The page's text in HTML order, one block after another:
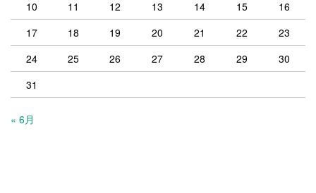
10
11 12 13 14 15
16
17
18 19 20 21 22
23
24
25 26 27 28 29
30
31
« 6月